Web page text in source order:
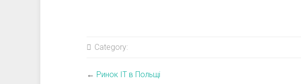
Category:
← Ринок IT в Польщі